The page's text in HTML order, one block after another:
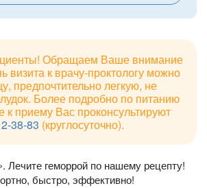
Обращаем Ваше внимание
визита к врачу-проктологу можно
предпочтительно легкую, не
Более подробно по питанию
к приему Вас проконсультируют
38-83 (круглосуточно).
Лечите геморрой по нашему рецепту!
быстро, эффективно!